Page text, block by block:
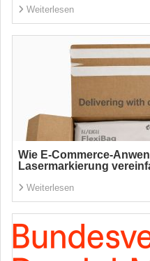
Weiterlesen
Wie E-Commerce-
Lasermarkierung
Weiterlesen